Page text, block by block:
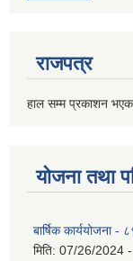
राजपत्र
हाल सम्म प्रकाशन
योजना तथा
बार्षिक कार्ययोजना -
मिति: 07/26/2024